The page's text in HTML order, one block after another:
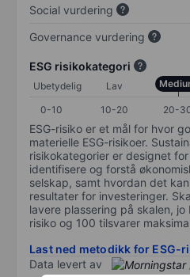
Social vurdering
Governance vurdering
ESG risikokategori
Ubetydelig Lav
0-10
10-20 20-
ESG-risiko er et mål for hvor
materielle ESG-risikoer.
risikokategorier er designet
identifisere og forstå
selskap, samt hvordan det
resultater for investeringer.
lavere plassering på skalen,
risiko og 100 tilsvarer
Last ned metodikk for ESG-
Data levert av